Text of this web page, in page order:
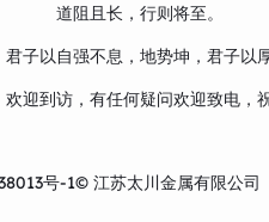
道阻且长，行则将至。
君子以自强不息，地势坤，君子以
欢迎到访，有任何疑问欢迎致电，祝
号-1© 江苏太川金属有限公司